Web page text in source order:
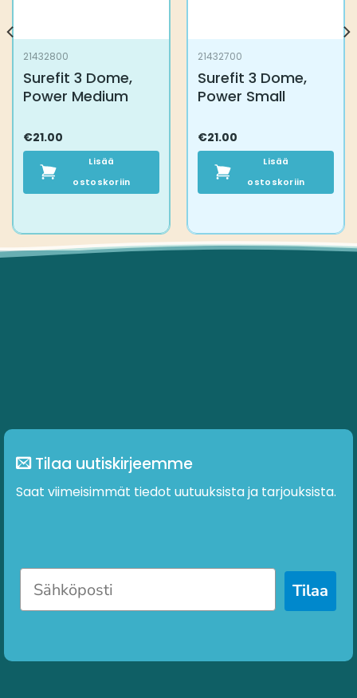
21432800
Surefit 3 Dome,
Power Medium
€21.00
Lisää
ostoskoriin
21432700
Surefit 3 Dome,
Power Small
€21.00
Lisää
ostoskoriin
Tilaa uutiskirjeemme
Saat viimeisimmät tiedot uutuuksista ja tarjouksista.
Tilaa